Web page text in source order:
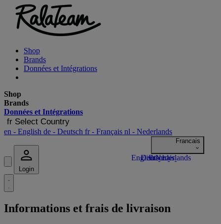
Shop
Brands
Données et Intégrations
Shop
Brands
Données et Intégrations
fr Select Country
en - English de - Deutsch fr- Français nl - Nederlands
Login
Informations et frais de livraison